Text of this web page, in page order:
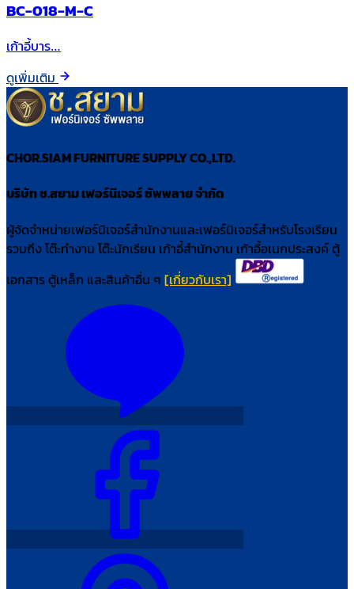
BC-018-M-C
เก้าอี้บาร…
ดูเพิ่มเติม
CHOR.SIAM FURNITURE SUPPLY CO.,LTD.
บริษัท ช.สยาม เฟอร์นิเจอร์ ซัพพลาย จำกัด
ผู้จัดจำหน่ายเฟอร์นิเจอร์สำนักงานและเฟอร์นิเจอร์สำหรับโรงเรียน
รวมถึง โต๊ะทำงาน โต๊ะนักเรียน เก้าอี้สำนักงาน เก้าอี้อเนกประสงค์ ตู้
เอกสาร ตู้เหล็ก และสินค้าอื่น ๆ [เกี่ยวกับเรา]